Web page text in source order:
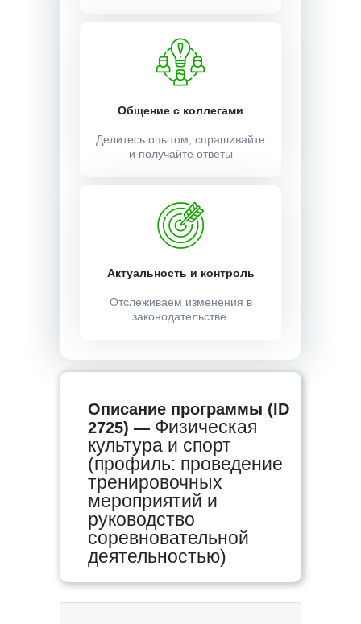
Общение с коллегами
Делитесь опытом, спрашивайте
и получайте ответы
Актуальность и контроль
Отслеживаем изменения в
законодательстве.
Описание программы (ID
2725) — Физическая
культура и спорт
(профиль: проведение
тренировочных
мероприятий и
руководство
соревновательной
деятельностью)